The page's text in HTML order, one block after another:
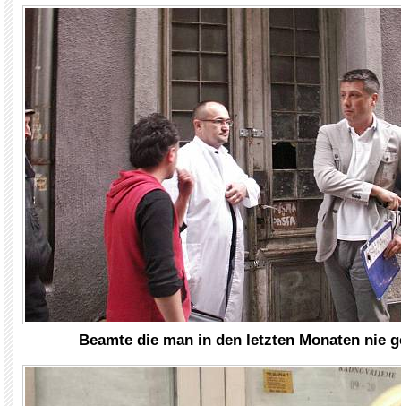
Beamte die man in den letzten Monaten nie